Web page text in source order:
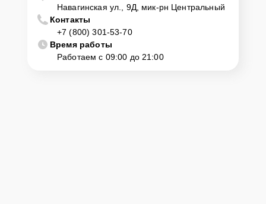
Навагинская ул., 9Д, мик-рн Центральный
Контакты
+7 (800) 301-53-70
Время работы
Работаем с 09:00 до 21:00